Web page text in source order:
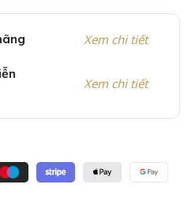
Xem chi tiết
Xem chi tiết